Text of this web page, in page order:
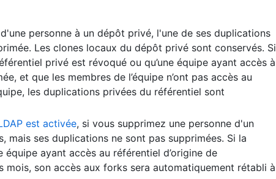
personne à un dépôt privé, l'une de ses duplications
Les clones locaux du dépôt privé sont conservés. Si
privé est révoqué ou qu’une équipe ayant accès à
et que les membres de l’équipe n’ont pas accès au
les duplications privées du référentiel sont
est activée, si vous supprimez une personne d'un
mais ses duplications ne sont pas supprimées. Si la
équipe ayant accès au référentiel d’origine de
mois, son accès aux forks sera automatiquement rétabli à